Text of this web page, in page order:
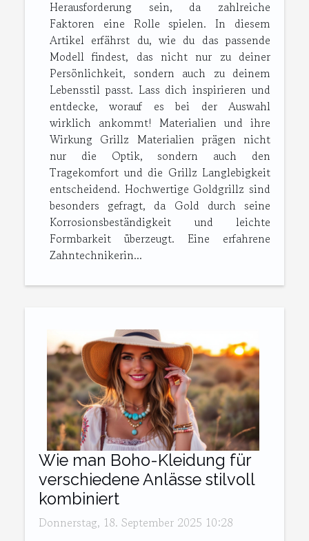
Herausforderung sein, da zahlreiche
Faktoren eine Rolle spielen. In diesem
Artikel erfährst du, wie du das passende
Modell findest, das nicht nur zu deiner
Persönlichkeit, sondern auch zu deinem
Lebensstil passt. Lass dich inspirieren und
entdecke, worauf es bei der Auswahl
wirklich ankommt! Materialien und ihre
Wirkung Grillz Materialien prägen nicht
nur die Optik, sondern auch den
Tragekomfort und die Grillz Langlebigkeit
entscheidend. Hochwertige Goldgrillz sind
besonders gefragt, da Gold durch seine
Korrosionsbeständigkeit und leichte
Formbarkeit überzeugt. Eine erfahrene
Zahntechnikerin...
Wie man Boho-Kleidung für
verschiedene Anlässe stilvoll
kombiniert
Donnerstag, 18. September 2025 10:28